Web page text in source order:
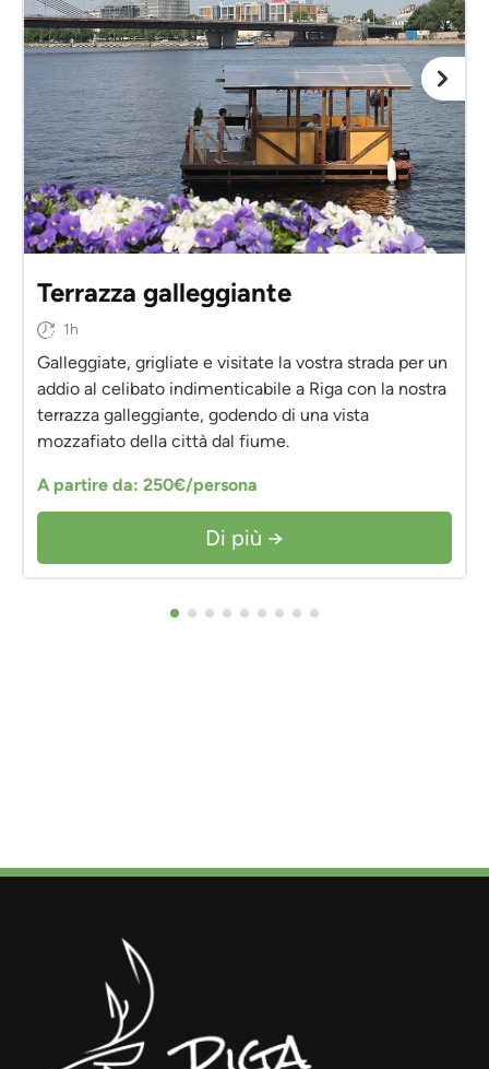
Terrazza galleggiante
1h
Galleggiate, grigliate e visitate la vostra strada per un
addio al celibato indimenticabile a Riga con la nostra
terrazza galleggiante, godendo di una vista
mozzafiato della città dal fiume.
A partire da: 250€/persona
Di più →